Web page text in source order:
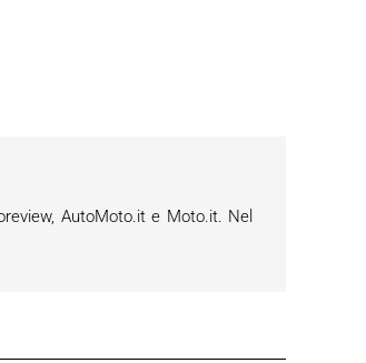
AutoMoto.it e Moto.it. Nel